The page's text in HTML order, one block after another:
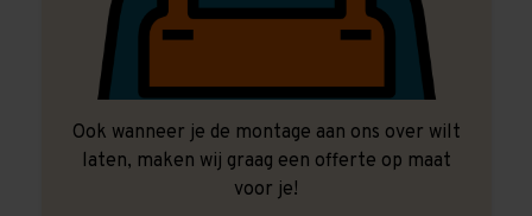
Ook wanneer je de montage aan ons over wilt
laten, maken wij graag een offerte op maat
voor je!